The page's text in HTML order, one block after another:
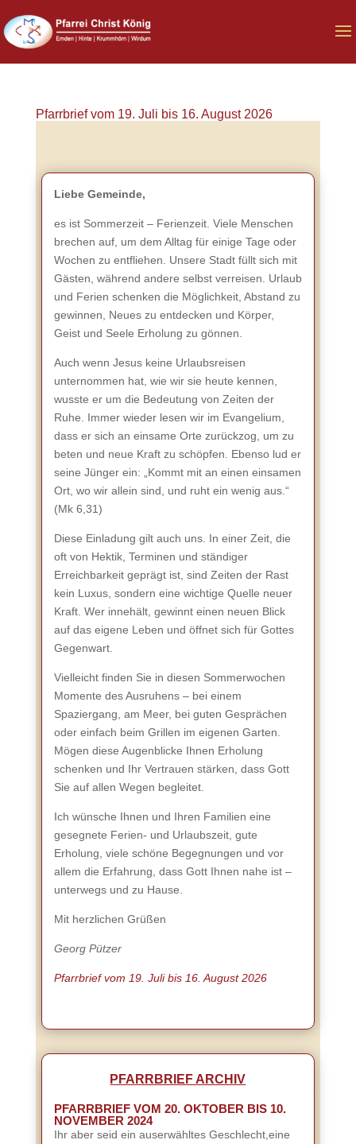
Pfarrbrief vom 19. Juli bis 16. August 2026
Liebe Gemeinde,
es ist Sommerzeit – Ferienzeit. Viele Menschen
brechen auf, um dem Alltag für einige Tage oder
Wochen zu entfliehen. Unsere Stadt füllt sich mit
Gästen, während andere selbst verreisen. Urlaub
und Ferien schenken die Möglichkeit, Abstand zu
gewinnen, Neues zu entdecken und Körper,
Geist und Seele Erholung zu gönnen.
Auch wenn Jesus keine Urlaubsreisen
unternommen hat, wie wir sie heute kennen,
wusste er um die Bedeutung von Zeiten der
Ruhe. Immer wieder lesen wir im Evangelium,
dass er sich an einsame Orte zurückzog, um zu
beten und neue Kraft zu schöpfen. Ebenso lud er
seine Jünger ein: „Kommt mit an einen einsamen
Ort, wo wir allein sind, und ruht ein wenig aus.“
(Mk 6,31)
Diese Einladung gilt auch uns. In einer Zeit, die
oft von Hektik, Terminen und ständiger
Erreichbarkeit geprägt ist, sind Zeiten der Rast
kein Luxus, sondern eine wichtige Quelle neuer
Kraft. Wer innehält, gewinnt einen neuen Blick
auf das eigene Leben und öffnet sich für Gottes
Gegenwart.
Vielleicht finden Sie in diesen Sommerwochen
Momente des Ausruhens – bei einem
Spaziergang, am Meer, bei guten Gesprächen
oder einfach beim Grillen im eigenen Garten.
Mögen diese Augenblicke Ihnen Erholung
schenken und Ihr Vertrauen stärken, dass Gott
Sie auf allen Wegen begleitet.
Ich wünsche Ihnen und Ihren Familien eine
gesegnete Ferien- und Urlaubszeit, gute
Erholung, viele schöne Begegnungen und vor
allem die Erfahrung, dass Gott Ihnen nahe ist –
unterwegs und zu Hause.
Mit herzlichen Grüßen
Georg Pützer
Pfarrbrief vom 19. Juli bis 16. August 2026
PFARRBRIEF ARCHIV
PFARRBRIEF VOM 20. OKTOBER BIS 10.
NOVEMBER 2024
Ihr aber seid ein auserwähltes Geschlecht,eine